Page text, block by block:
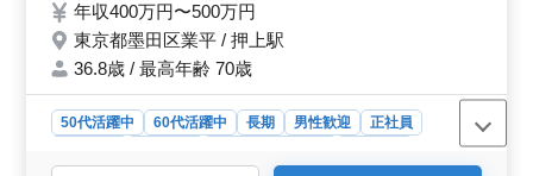
様との交渉などが行いやすい環境です。 ■詳
細内容: 当社所属の設計士が作成した設計図
を、施工図に変換します。 施工図はCADも
も紙に書くのが苦手な方でもどちらでも働き
やすい職場になっております。 施工図作成
年収400万円〜500万円
東京都墨田区業平 / 押上駅
36.8歳 / 最高年齢 70歳
50代活躍中 60代活躍中 長期 男性歓迎
正社員